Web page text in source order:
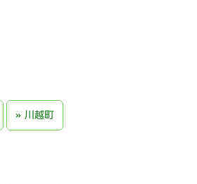
川越町